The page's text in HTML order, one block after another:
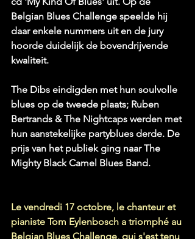
Belgian Blues Challenge speelde hij
daar enkele nummers uit en de jury
hoorde duidelijk de bovendrijvende
kwaliteit.
The Dibs eindigden met hun soulvolle
blues op de tweede plaats; Ruben
Bertrands & The Nightcaps werden met
hun aanstekelijke partyblues derde. De
prijs van het publiek ging naar The
Mighty Black Camel Blues Band.
Le vendredi 17 octobre, le chanteur et
pianiste Tom Eylenbosch a triomphé au
Belgian Blues Challenge, qui s'est tenu